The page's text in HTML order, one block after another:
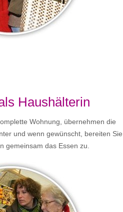
Haushälterin
Wohnung, übernehmen die
und wenn gewünscht, bereiten Sie
gemeinsam das Essen zu.